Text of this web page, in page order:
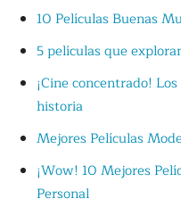
10 Películas Buenas
5 películas que
¡Cine concentrado!
historia
Mejores Películas
¡Wow! 10 Mejores
Personal